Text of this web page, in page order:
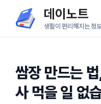
츠
데이노트
생활이 편리해지는 정
쌈장 만드는
사 먹을 일 없